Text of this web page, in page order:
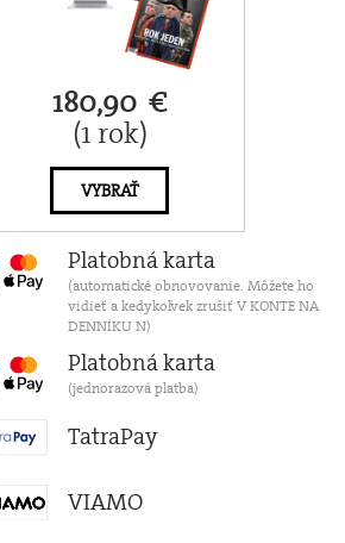
180,90 €
(1 rok)
VYBRAŤ
Platobná karta
(automatické obnovovanie. Môžete ho
vidieť a kedykoľvek zrušiť V KONTE NA
DENNÍKU N)
Platobná karta
(jednorazová platba)
TatraPay
VIAMO